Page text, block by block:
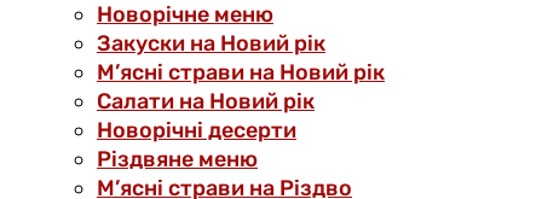
Новорічне меню
Закуски на Новий рік
М’ясні страви на Новий рік
Салати на Новий рік
Новорічні десерти
Різдвяне меню
М’ясні страви на Різдво